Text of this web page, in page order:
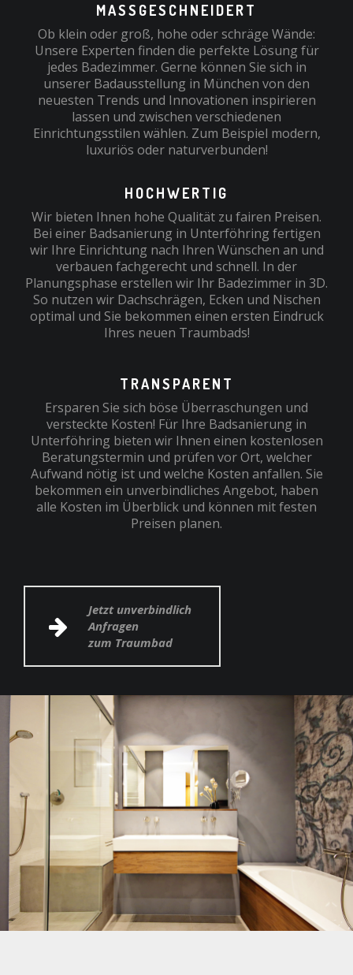
MASSGESCHNEIDERT
Ob klein oder groß, hohe oder schräge Wände:
Unsere Experten finden die perfekte Lösung für
jedes Badezimmer. Gerne können Sie sich in
unserer Badausstellung in München von den
neuesten Trends und Innovationen inspirieren
lassen und zwischen verschiedenen
Einrichtungsstilen wählen. Zum Beispiel modern,
luxuriös oder naturverbunden!
HOCHWERTIG
Wir bieten Ihnen hohe Qualität zu fairen Preisen.
Bei einer Badsanierung in Unterföhring fertigen
wir Ihre Einrichtung nach Ihren Wünschen an und
verbauen fachgerecht und schnell. In der
Planungsphase erstellen wir Ihr Badezimmer in 3D.
So nutzen wir Dachschrägen, Ecken und Nischen
optimal und Sie bekommen einen ersten Eindruck
Ihres neuen Traumbads!
TRANSPARENT
Ersparen Sie sich böse Überraschungen und
versteckte Kosten! Für Ihre Badsanierung in
Unterföhring bieten wir Ihnen einen kostenlosen
Beratungstermin und prüfen vor Ort, welcher
Aufwand nötig ist und welche Kosten anfallen. Sie
bekommen ein unverbindliches Angebot, haben
alle Kosten im Überblick und können mit festen
Preisen planen.
Jetzt unverbindlich
Anfragen
zum Traumbad